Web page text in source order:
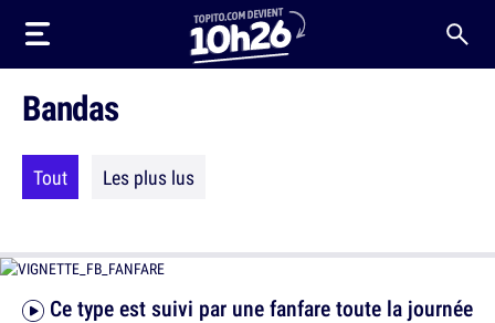
Bandas
Tout Les plus lus